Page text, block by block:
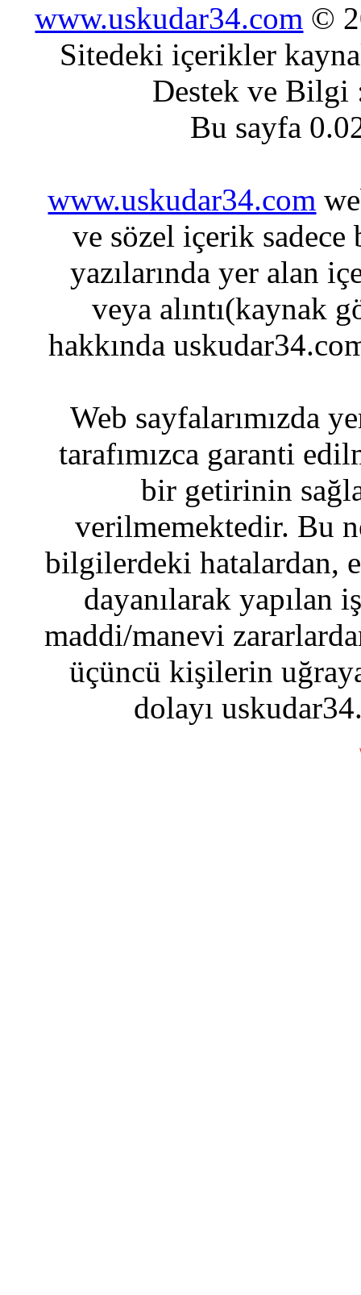
www.uskudar34.com ©
Sitedeki içerikler
Destek ve
Bu sayfa
www.uskudar34.com
ve sözel içerik sadece
yazılarında yer alan
veya alıntı(kaynak
hakkında
Web sayfalarımızda
tarafımızca garanti
bir getirinin
verilmemektedir. Bu
bilgilerdeki hatalardan,
dayanılarak yapılan
maddi/manevi
üçüncü kişilerin
dolayı